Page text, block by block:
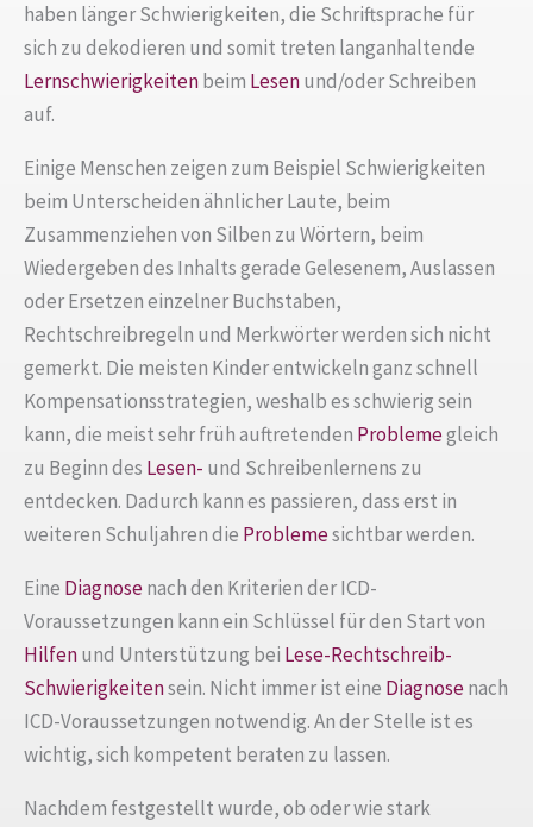
haben länger Schwierigkeiten, die Schriftsprache für
sich zu dekodieren und somit treten langanhaltende
Lernschwierigkeitenbeim Lesenund/oder Schreiben
auf.
Einige Menschen zeigen zum Beispiel Schwierigkeiten
beim Unterscheiden ähnlicher Laute, beim
Zusammenziehen von Silben zu Wörtern, beim
Wiedergeben des Inhalts gerade Gelesenem, Auslassen
oder Ersetzen einzelner Buchstaben,
Rechtschreibregeln und Merkwörter werden sich nicht
gemerkt. Die meisten Kinder entwickeln ganz schnell
Kompensationsstrategien, weshalb es schwierig sein
kann, die meist sehr früh auftretenden Problemegleich
zu Beginn des Lesen- und Schreibenlernens zu
entdecken. Dadurch kann es passieren, dass erst in
weiteren Schuljahren die Problemesichtbar werden.
Eine Diagnosenach den Kriterien der ICD-
Voraussetzungen kann ein Schlüssel für den Start von
Hilfenund Unterstützung bei Lese-Rechtschreib-
Schwierigkeitensein. Nicht immer ist eine Diagnosenach
ICD-Voraussetzungen notwendig. An der Stelle ist es
wichtig, sich kompetent beraten zu lassen.
Nachdem festgestellt wurde, ob oder wie stark